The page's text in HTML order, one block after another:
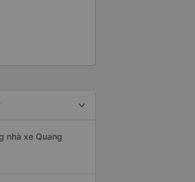
nhà xe Quang